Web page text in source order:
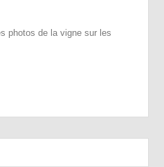
photos de la vigne sur les